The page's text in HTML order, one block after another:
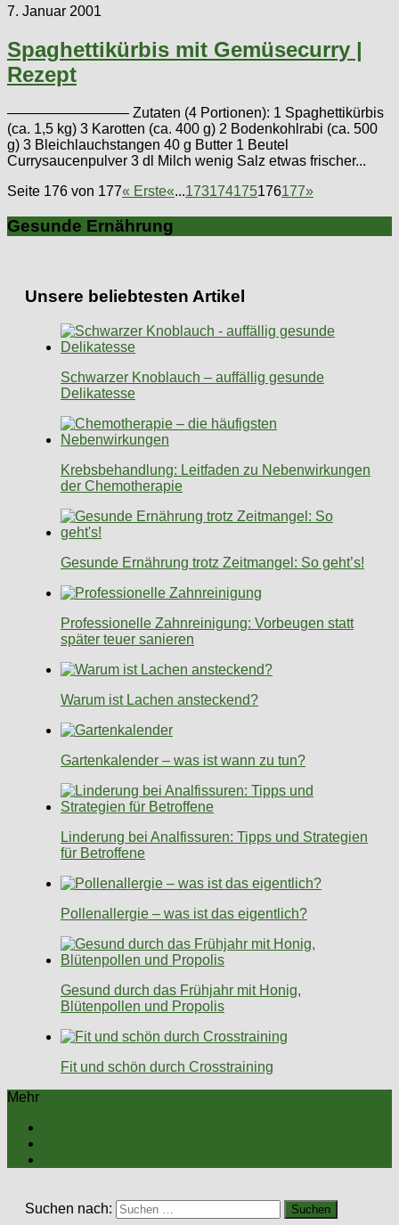
7. Januar 2001
Spaghettikürbis mit Gemüsecurry |
Rezept
————————– Zutaten (4 Portionen): 1 Spaghettikürbis
(ca. 1,5 kg) 3 Karotten (ca. 400 g) 2 Bodenkohlrabi (ca. 500
g) 3 Bleichlauchstangen 40 g Butter 1 Beutel
Currysaucenpulver 3 dl Milch wenig Salz etwas frischer...
Seite 176 von 177« Erste«...173174175176177»
Gesunde Ernährung
Unsere beliebtesten Artikel
Schwarzer Knoblauch – auffällig gesunde
Delikatesse
Krebsbehandlung: Leitfaden zu Nebenwirkungen
der Chemotherapie
Gesunde Ernährung trotz Zeitmangel: So geht’s!
Professionelle Zahnreinigung: Vorbeugen statt
später teuer sanieren
Warum ist Lachen ansteckend?
Gartenkalender – was ist wann zu tun?
Linderung bei Analfissuren: Tipps und Strategien
für Betroffene
Pollenallergie – was ist das eigentlich?
Gesund durch das Frühjahr mit Honig,
Blütenpollen und Propolis
Fit und schön durch Crosstraining
Mehr
Suchen nach: